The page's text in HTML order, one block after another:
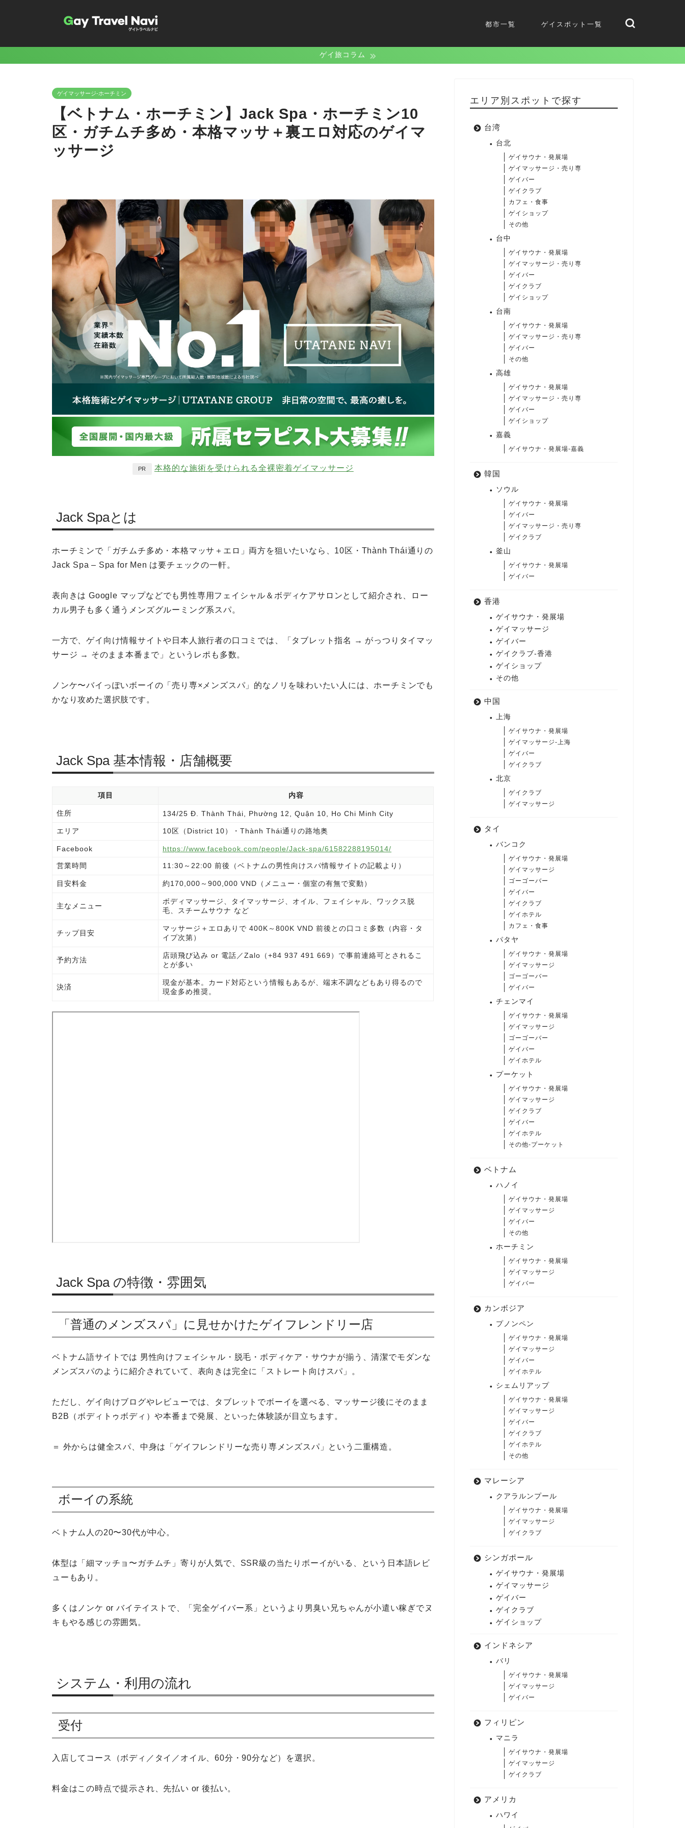
都市一覧 ゲイスポット一覧
ゲイ旅コラム
ゲイマッサージ-ホーチミン
【ベトナム・ホーチミン】Jack Spa・ホーチミン10
区・ガチムチ多め・本格マッサ＋裏エロ対応のゲイマ
ッサージ
PR 本格的な施術を受けられる全裸密着ゲイマッサージ
Jack Spaとは
ホーチミンで「ガチムチ多め・本格マッサ＋エロ」両方を狙いたいなら、10区・Thành Thái通りの
Jack Spa – Spa for Men は要チェックの一軒。
表向きは Google マップなどでも男性専用フェイシャル＆ボディケアサロンとして紹介され、ロー
カル男子も多く通うメンズグルーミング系スパ。
一方で、ゲイ向け情報サイトや日本人旅行者の口コミでは、「タブレット指名 → がっつりタイマッ
サージ → そのまま本番まで」というレポも多数。
ノンケ〜バイっぽいボーイの「売り専×メンズスパ」的なノリを味わいたい人には、ホーチミンでも
かなり攻めた選択肢です。
Jack Spa 基本情報・店舗概要
項目 内容
住所 134/25 Đ. Thành Thái, Phường 12, Quận 10, Ho Chi Minh City
エリア 10区（District 10）・Thành Thái通りの路地奥
Facebook https://www.facebook.com/people/Jack-spa/61582288195014/
営業時間 11:30～22:00 前後（ベトナムの男性向けスパ情報サイトの記載より）
目安料金 約170,000～900,000 VND（メニュー・個室の有無で変動）
主なメニュー
ボディマッサージ、タイマッサージ、オイル、フェイシャル、ワックス脱
毛、スチームサウナ など
チップ目安
マッサージ＋エロありで 400K～800K VND 前後との口コミ多数（内容・タ
イプ次第）
予約方法
店頭飛び込み or 電話／Zalo（+84 937 491 669）で事前連絡可とされるこ
とが多い
決済
現金が基本。カード対応という情報もあるが、端末不調などもあり得るので
現金多め推奨。
Jack Spa の特徴・雰囲気
「普通のメンズスパ」に見せかけたゲイフレンドリー店
ベトナム語サイトでは 男性向けフェイシャル・脱毛・ボディケア・サウナが揃う、清潔でモダンな
メンズスパのように紹介されていて、表向きは完全に「ストレート向けスパ」。
ただし、ゲイ向けブログやレビューでは、タブレットでボーイを選べる、マッサージ後にそのまま
B2B（ボディトゥボディ）や本番まで発展、といった体験談が目立ちます。
＝ 外からは健全スパ、中身は「ゲイフレンドリーな売り専メンズスパ」という二重構造。
ボーイの系統
ベトナム人の20〜30代が中心。
体型は「細マッチョ〜ガチムチ」寄りが人気で、SSR級の当たりボーイがいる、という日本語レビ
ューもあり。
多くはノンケ or バイテイストで、「完全ゲイバー系」というより男臭い兄ちゃんが小遣い稼ぎでヌ
キもやる感じの雰囲気。
システム・利用の流れ
受付
入店してコース（ボディ／タイ／オイル、60分・90分など）を選択。
料金はこの時点で提示され、先払い or 後払い。
エリア別スポットで探す
台湾
台北
ゲイサウナ・発展場
ゲイマッサージ・売り専
ゲイバー
ゲイクラブ
カフェ・食事
ゲイショップ
その他
台中
ゲイサウナ・発展場
ゲイマッサージ・売り専
ゲイバー
ゲイクラブ
ゲイショップ
台南
ゲイサウナ・発展場
ゲイマッサージ・売り専
ゲイバー
その他
高雄
ゲイサウナ・発展場
ゲイマッサージ・売り専
ゲイバー
ゲイショップ
嘉義
ゲイサウナ・発展場-嘉義
韓国
ソウル
ゲイサウナ・発展場
ゲイバー
ゲイマッサージ・売り専
ゲイクラブ
釜山
ゲイサウナ・発展場
ゲイバー
香港
ゲイサウナ・発展場
ゲイマッサージ
ゲイバー
ゲイクラブ-香港
ゲイショップ
その他
中国
上海
ゲイサウナ・発展場
ゲイマッサージ-上海
ゲイバー
ゲイクラブ
北京
ゲイクラブ
ゲイマッサージ
タイ
バンコク
ゲイサウナ・発展場
ゲイマッサージ
ゴーゴーバー
ゲイバー
ゲイクラブ
ゲイホテル
カフェ・食事
パタヤ
ゲイサウナ・発展場
ゲイマッサージ
ゴーゴーバー
ゲイバー
チェンマイ
ゲイサウナ・発展場
ゲイマッサージ
ゴーゴーバー
ゲイバー
ゲイホテル
プーケット
ゲイサウナ・発展場
ゲイマッサージ
ゲイクラブ
ゲイバー
ゲイホテル
その他-プーケット
ベトナム
ハノイ
ゲイサウナ・発展場
ゲイマッサージ
ゲイバー
その他
ホーチミン
ゲイサウナ・発展場
ゲイマッサージ
ゲイバー
カンボジア
プノンペン
ゲイサウナ・発展場
ゲイマッサージ
ゲイバー
ゲイホテル
シェムリアップ
ゲイサウナ・発展場
ゲイマッサージ
ゲイバー
ゲイクラブ
ゲイホテル
その他
マレーシア
クアラルンプール
ゲイサウナ・発展場
ゲイマッサージ
ゲイクラブ
シンガポール
ゲイサウナ・発展場
ゲイマッサージ
ゲイバー
ゲイクラブ
ゲイショップ
インドネシア
バリ
ゲイサウナ・発展場
ゲイマッサージ
ゲイバー
フィリピン
マニラ
ゲイサウナ・発展場
ゲイマッサージ
ゲイクラブ
アメリカ
ハワイ